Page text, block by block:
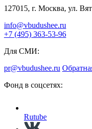
127015, г. Москва, ул.
info@vbudushee.ru
+7 (495) 363-53-96
Для СМИ:
pr@vbudushee.ru
Фонд в соцсетях:
Rutube